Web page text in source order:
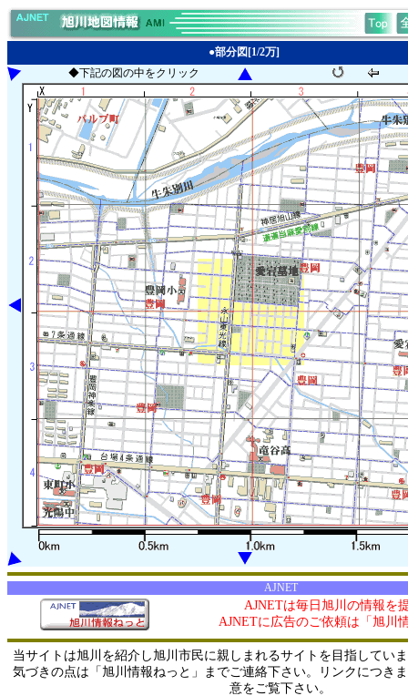
●部分図[1/2万]
◆下記の図の中をクリック
AJNET
AJNETは毎日旭川の情報を
AJNETに広告のご依頼は「旭川
当サイトは旭川を紹介し旭川市民に親しまれるサイトを目指してい
気づきの点は「旭川情報ねっと」までご連絡下さい。リンクにつき
意をご覧下さい。